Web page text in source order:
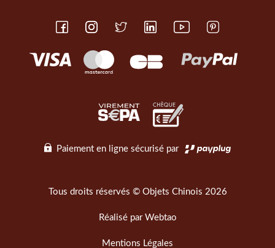
Paiement en ligne sécurisé par
Tous droits réservés © Objets Chinois 2026
Réalisé par Webtao
Mentions Légales